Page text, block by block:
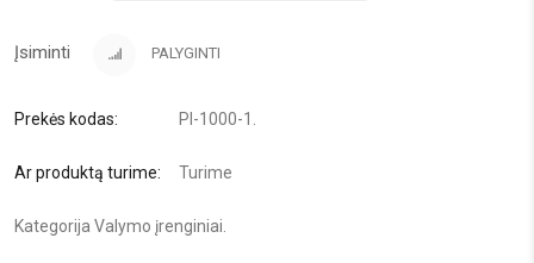
Įsiminti PALYGINTI
Prekės kodas: PI-1000-1 .
Ar produktą turime: Turime
Kategorija Valymo įrenginiai.